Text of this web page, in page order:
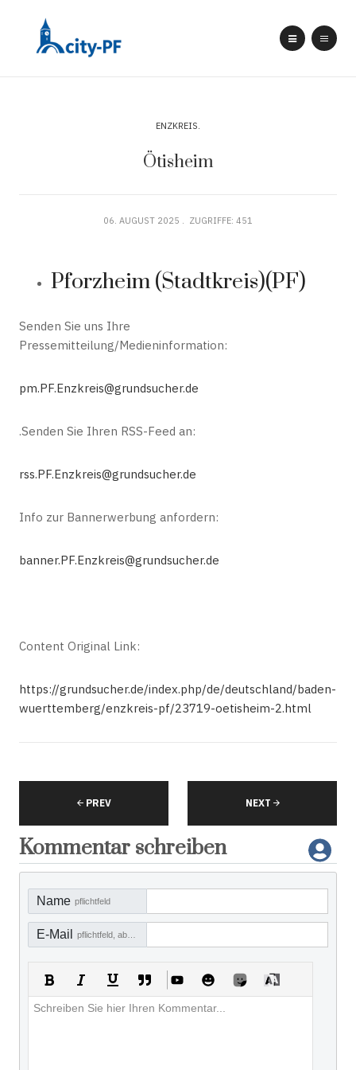
ENZKREIS
Ötisheim
06. AUGUST 2025 ZUGRIFFE: 451
Pforzheim (Stadtkreis)(PF)
Senden Sie uns Ihre
Pressemitteilung/Medieninformation:
pm.PF.Enzkreis@grundsucher.de
.Senden Sie Ihren RSS-Feed an:
rss.PF.Enzkreis@grundsucher.de
Info zur Bannerwerbung anfordern:
banner.PF.Enzkreis@grundsucher.de
Content Original Link:
https://grundsucher.de/index.php/de/deutschland/baden-
wuerttemberg/enzkreis-pf/23719-oetisheim-2.html
PREV NEXT
Kommentar schreiben
Name pflichtfeld
E-Mail